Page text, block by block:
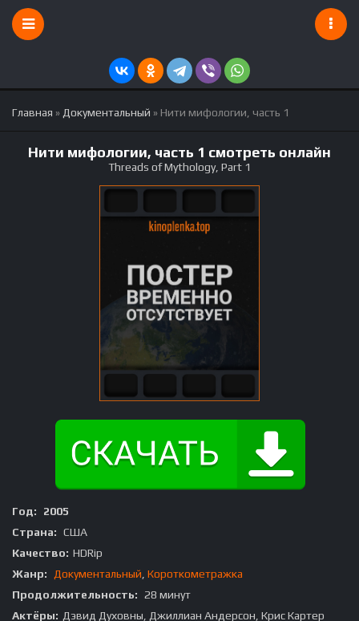
Главная » Документальный » Нити мифологии, часть 1
Нити мифологии, часть 1 смотреть онлайн
Threads of Mythology, Part 1
Год:
2005
Страна: США
Качество: HDRip
Жанр:
Документальный Короткометражка
Продолжительность: 28 минут
Актёры: Дэвид Духовны, Джиллиан Андерсон, Крис Картер